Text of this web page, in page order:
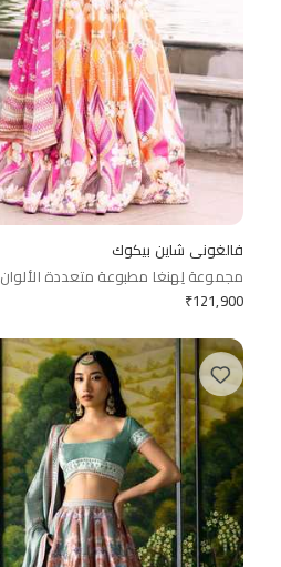
فالغوني شاين بيكوك
مجموعة لِهنغا مطبوعة متعددة الألوان
₹121,900